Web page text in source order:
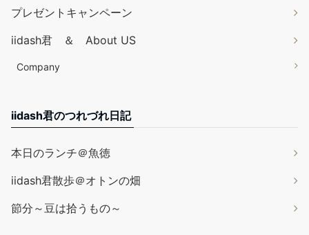
プレゼントキャンペーン
iidash君 ＆ About US
Company
iidash君のつれづれ日記
本日のランチ＠魚徳
iidash君散歩＠オトンの畑
節分～豆は拾うもの～